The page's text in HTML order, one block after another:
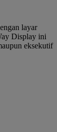
layar
Display ini
eksekutif